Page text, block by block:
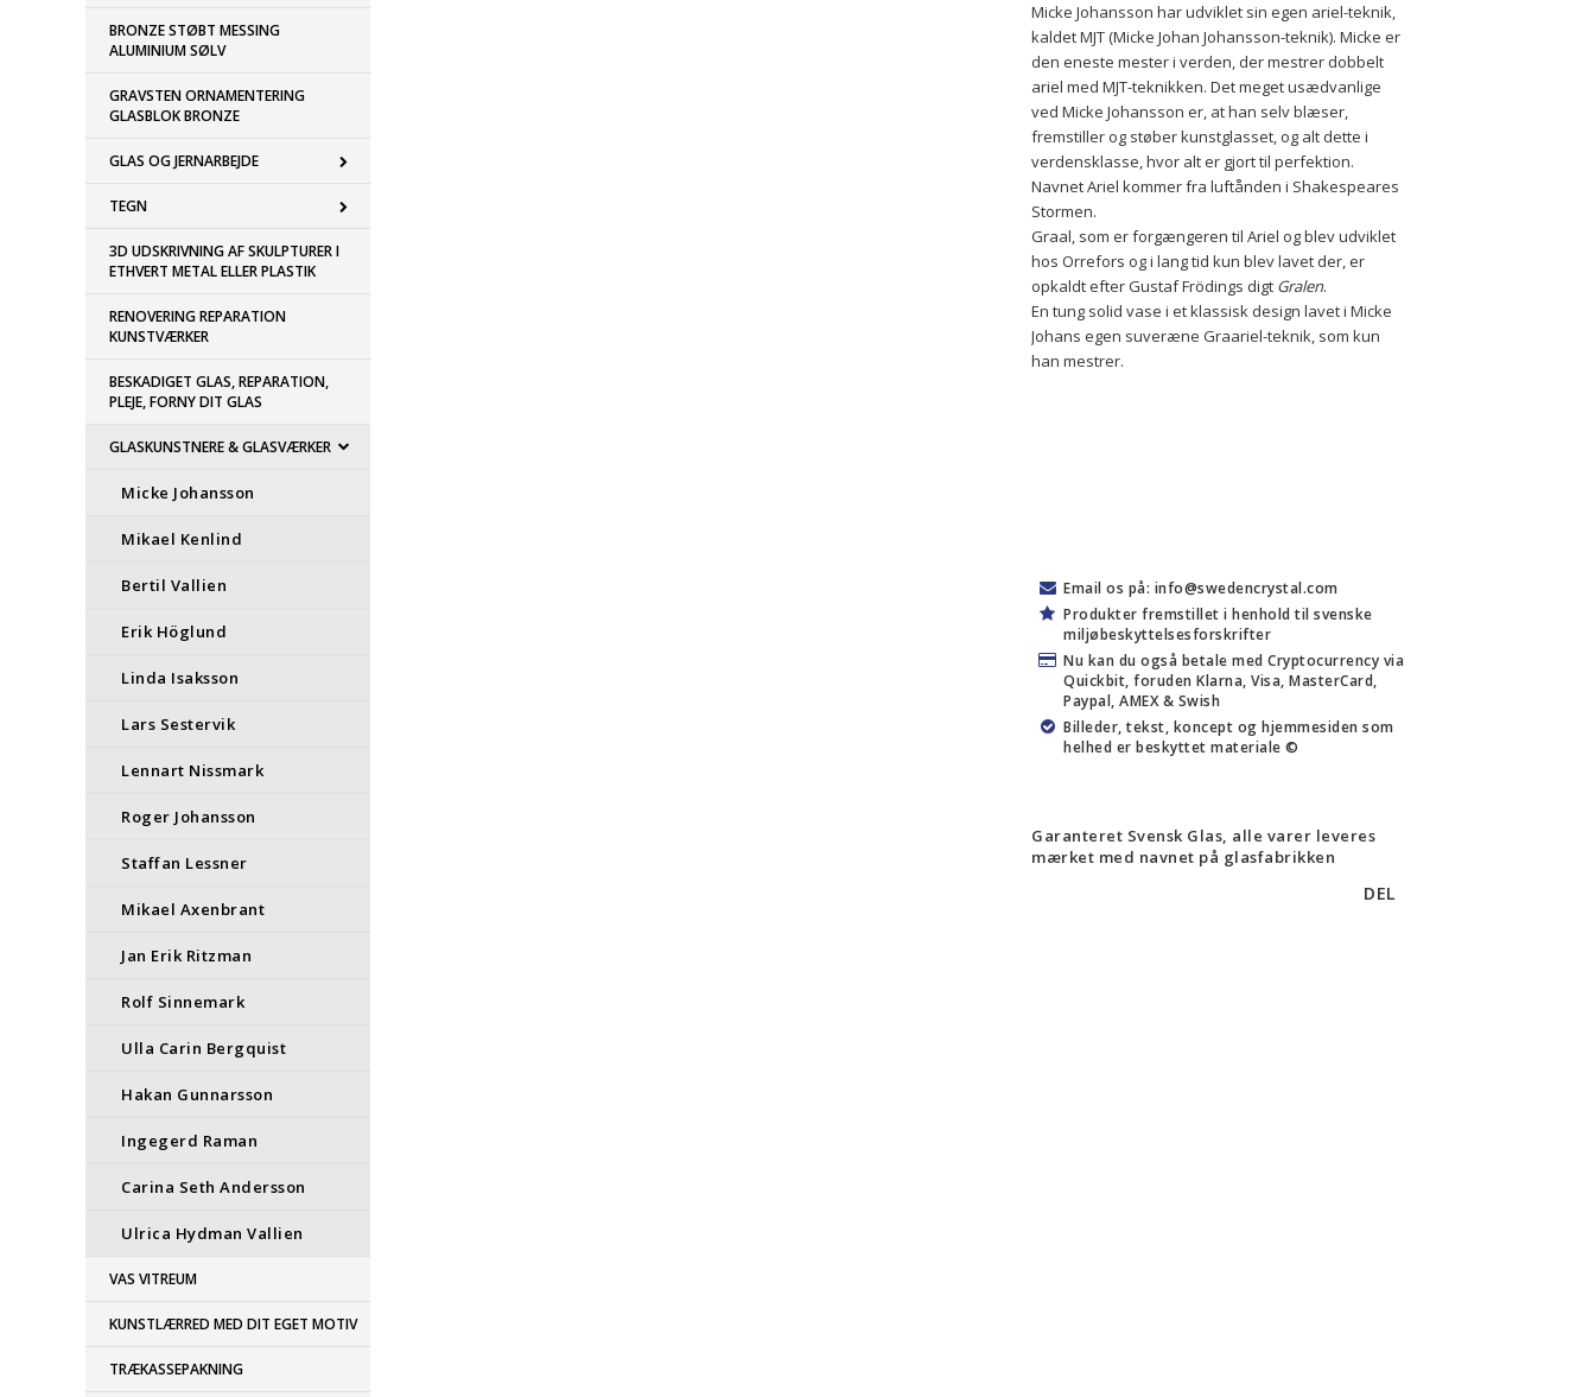
BRONZE STØBT MESSING
ALUMINIUM SØLV
GRAVSTEN ORNAMENTERING
GLASBLOK BRONZE
GLAS OG JERNARBEJDE
TEGN
3D UDSKRIVNING AF SKULPTURER I
ETHVERT METAL ELLER PLASTIK
RENOVERING REPARATION
KUNSTVÆRKER
BESKADIGET GLAS, REPARATION,
PLEJE, FORNY DIT GLAS
GLASKUNSTNERE & GLASVÆRKER
Micke Johansson
Mikael Kenlind
Bertil Vallien
Erik Höglund
Linda Isaksson
Lars Sestervik
Lennart Nissmark
Roger Johansson
Staffan Lessner
Mikael Axenbrant
Jan Erik Ritzman
Rolf Sinnemark
Ulla Carin Bergquist
Hakan Gunnarsson
Ingegerd Raman
Carina Seth Andersson
Ulrica Hydman Vallien
VAS VITREUM
KUNSTLÆRRED MED DIT EGET MOTIV
TRÆKASSEPAKNING
Micke Johansson har udviklet sin egen ariel-teknik,
kaldet MJT (Micke Johan Johansson-teknik). Micke er
den eneste mester i verden, der mestrer dobbelt
ariel med MJT-teknikken. Det meget usædvanlige
ved Micke Johansson er, at han selv blæser,
fremstiller og støber kunstglasset, og alt dette i
verdensklasse, hvor alt er gjort til perfektion.
Navnet Ariel kommer fra luftånden i Shakespeares
Stormen.
Graal, som er forgængeren til Ariel og blev udviklet
hos Orrefors og i lang tid kun blev lavet der, er
opkaldt efter Gustaf Frödings digt Gralen.
En tung solid vase i et klassisk design lavet i Micke
Johans egen suveræne Graariel-teknik, som kun
han mestrer.
Email os på: info@swedencrystal.com
Produkter fremstillet i henhold til svenske
miljøbeskyttelsesforskrifter
Nu kan du også betale med Cryptocurrency via
Quickbit, foruden Klarna, Visa, MasterCard,
Paypal, AMEX & Swish
Billeder, tekst, koncept og hjemmesiden som
helhed er beskyttet materiale ©
Garanteret Svensk Glas, alle varer leveres
mærket med navnet på glasfabrikken
DEL